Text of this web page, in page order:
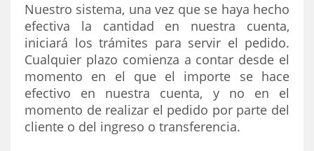
Nuestro sistema, una vez que se haya hecho
efectiva la cantidad en nuestra cuenta,
iniciará los trámites para servir el pedido.
Cualquier plazo comienza a contar desde el
momento en el que el importe se hace
efectivo en nuestra cuenta, y no en el
momento de realizar el pedido por parte del
cliente o del ingreso o transferencia.